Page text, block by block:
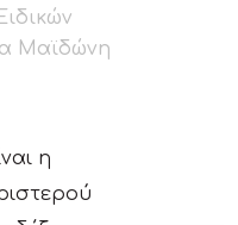
Μαϊδώνη
η